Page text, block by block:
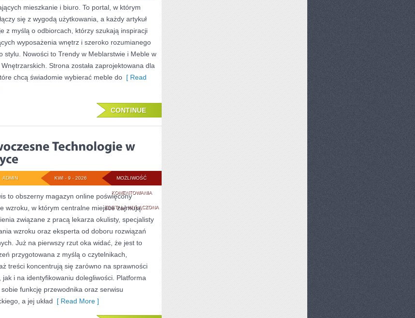
STYLACH
WNĘTRZARSKICH
mieszkanie i biuro. To portal, w którym
się z wygodą użytkowania, a każdy artykuł
z myślą o odbiorcach, którzy szukają inspiracji
wyposażenia wnętrz i szeroko rozumianego
stylu. Nowości to Trendy w Meblarstwie i Meble w
Wnętrzarskich. Strona została zaprojektowana dla
chcą świadomie wybierać meble do [ Read
CONTINUE
MOŻLIWOŚĆ
KOMENTOWANIANOWOCZESNE
TECHNOLOGIE
W
OPTYCE
ZOSTAŁA WYŁĄCZONA
KWI - 9 - 2026
ADMIN
to obszerny magazyn online poświęcony
wzroku, w którym centralne miejsce zajmują
związane z pracą lekarza okulisty, specjalisty
wzroku oraz eksperta od doboru rozwiązań
Już na pierwszy rzut oka widać, że jest to
przygotowana z myślą o czytelnikach,
treści koncentrują się zarówno na sprawności
jak i na identyfikowaniu dolegliwości. Platforma
sobie funkcję przewodnika oraz serwisu
a jej układ [ Read More ]